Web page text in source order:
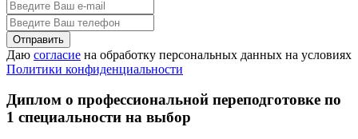
Даю согласие на обработку персональных данных на условиях
Политики конфиденциальности
Диплом о профессиональной переподготовке по
1 специальности на выбор